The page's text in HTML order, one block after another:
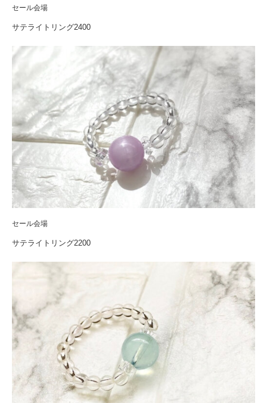
セール会場
サテライトリング2400
セール会場
サテライトリング2200